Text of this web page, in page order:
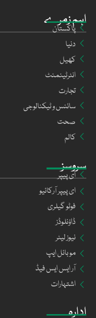
ادارہ
سروسز
ای پیپر
ای پیپر آرکائیو
فوٹو گیلری
ڈاؤنلوڈز
نیوز لیٹر
موبائل ایپ
آر ایس ایس فیڈ
اشتہارات
اہم زمرے
پاکستان
دنیا
کھیل
انٹرٹینمنٹ
تجارت
سائنس و ٹیکنالوجی
صحت
کالم